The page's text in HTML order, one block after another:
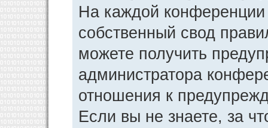
На каждой конференции
собственный свод
можете получить
администратора
отношения к
Если вы не знаете, за